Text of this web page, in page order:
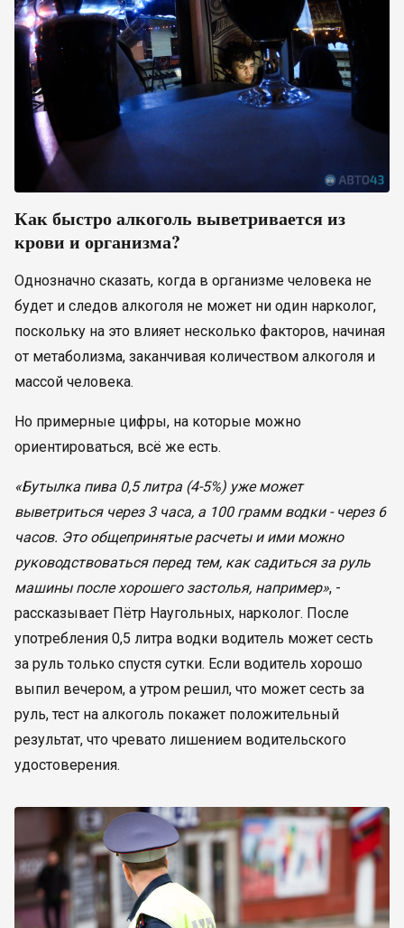
Как быстро алкоголь выветривается из
крови и организма?
Однозначно сказать, когда в организме человека не
будет и следов алкоголя не может ни один нарколог,
поскольку на это влияет несколько факторов, начиная
от метаболизма, заканчивая количеством алкоголя и
массой человека.
Но примерные цифры, на которые можно
ориентироваться, всё же есть.
«Бутылка пива 0,5 литра (4-5%) уже может
выветриться через 3 часа, а 100 грамм водки - через 6
часов. Это общепринятые расчеты и ими можно
руководствоваться перед тем, как садиться за руль
машины после хорошего застолья, например», -
рассказывает Пётр Наугольных, нарколог. После
употребления 0,5 литра водки водитель может сесть
за руль только спустя сутки. Если водитель хорошо
выпил вечером, а утром решил, что может сесть за
руль, тест на алкоголь покажет положительный
результат, что чревато лишением водительского
удостоверения.